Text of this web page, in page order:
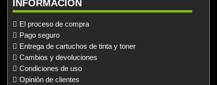
INFORMACIÓN
El proceso de compra
Pago seguro
Entrega de cartuchos de tinta y toner
Cambios y devoluciones
Condiciones de uso
Opinión de clientes